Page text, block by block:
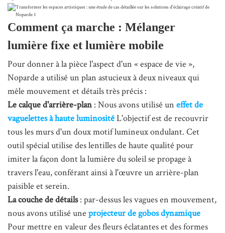
Comment ça marche : Mélanger
lumière fixe et lumière mobile
Pour donner à la pièce l'aspect d'un « espace de vie »,
Noparde a utilisé un plan astucieux à deux niveaux qui
mêle mouvement et détails très précis :
Le calque d'arrière-plan : Nous avons utilisé un effet de
vaguelettes à haute luminositéL'objectif est de recouvrir
tous les murs d'un doux motif lumineux ondulant. Cet
outil spécial utilise des lentilles de haute qualité pour
imiter la façon dont la lumière du soleil se propage à
travers l'eau, conférant ainsi à l'œuvre un arrière-plan
paisible et serein.
La couche de détails: par-dessus les vagues en mouvement,
nous avons utilisé une projecteur de gobos dynamique
Pour mettre en valeur des fleurs éclatantes et des formes